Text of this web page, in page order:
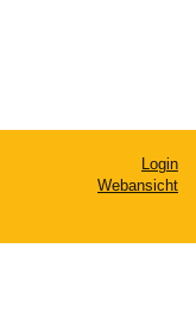
Login
Webansicht